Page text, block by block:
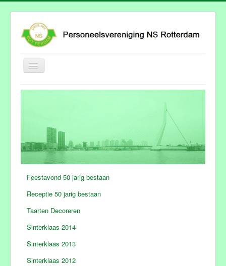
Schakelen
navigatie
Hoofdpagina
Stootjuk
Folder "de Poort"
Agenda
Hoofdbestuur
Foto's
Feestavond 50 jarig bestaan
Receptie 50 jarig bestaan
Taarten Decoreren
Sinterklaas 2014
Sinterklaas 2013
Sinterklaas 2012